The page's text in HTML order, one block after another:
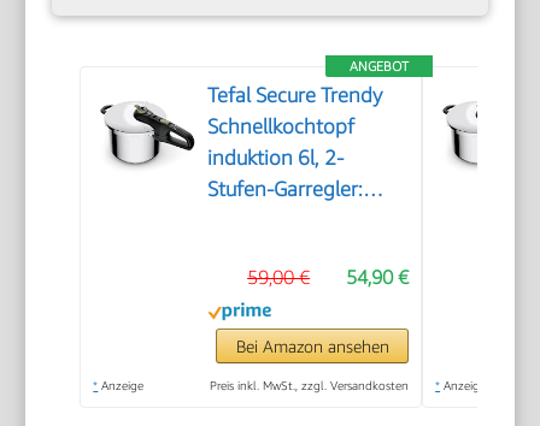
ANGEBOT
Tefal Secure Trendy
Schnellkochtopf
induktion 6l, 2-
Stufen-Garregler:
Induktions-
Kapselboden, für alle
Herdarten,
Edelstahl/Schwarz/Grün,
54,90 €
59,00 €
Bei Amazon ansehen
* Anzeige Preis inkl. MwSt., zzgl. Versandkosten * Anzeige